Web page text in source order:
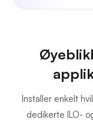
Installer enkelt
dedikerte ILO-